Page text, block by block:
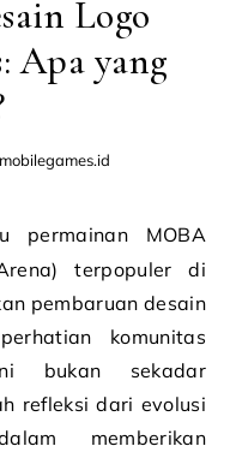
Logo
Apa yang
terpopuler di
pembaruan desain
komunitas
bukan sekadar
refleksi dari evolusi
memberikan